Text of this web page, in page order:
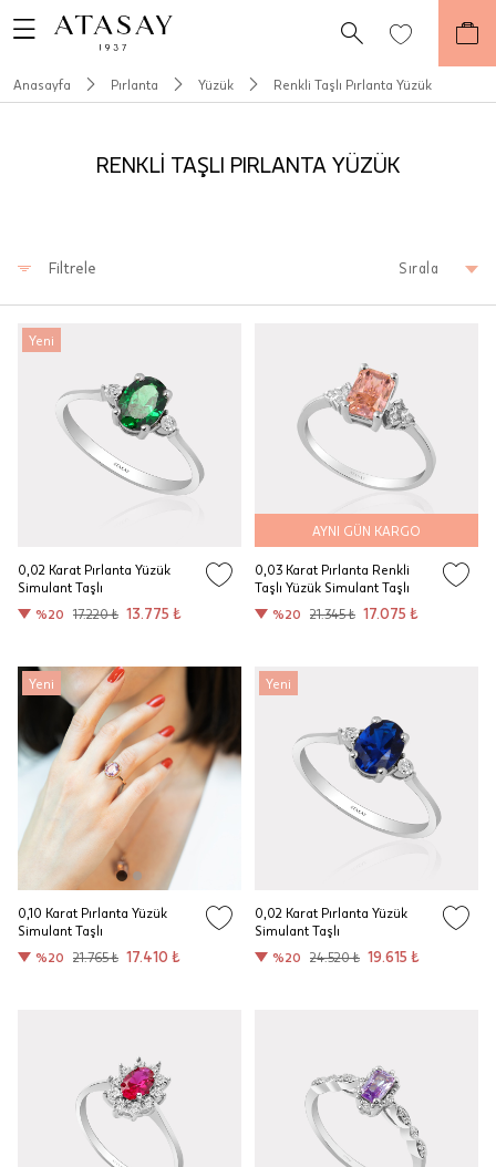
Anasayfa Pırlanta Yüzük Renkli Taşlı Pırlanta Yüzük
RENKLİ TAŞLI PIRLANTA YÜZÜK
Filtrele Sırala
Yeni
0,02 Karat Pırlanta Yüzük
Simulant Taşlı
%20
17.220 ₺ 13.775 ₺
AYNI GÜN KARGO
0,03 Karat Pırlanta Renkli
Taşlı Yüzük Simulant Taşlı
%20
21.345 ₺ 17.075 ₺
Yeni
0,10 Karat Pırlanta Yüzük
Simulant Taşlı
%20
21.765 ₺ 17.410 ₺
Yeni
0,02 Karat Pırlanta Yüzük
Simulant Taşlı
%20
24.520 ₺ 19.615 ₺